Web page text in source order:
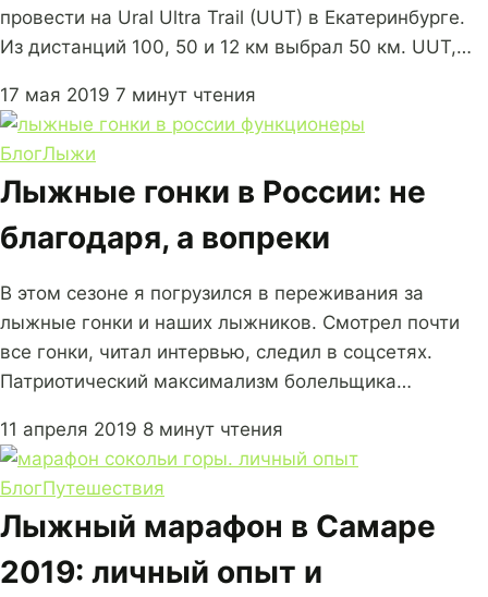
провести на Ural Ultra Trail (UUT) в Екатеринбурге.
Из дистанций 100, 50 и 12 км выбрал 50 км. UUT,…
17 мая 2019 7 минут чтения
БлогЛыжи
Лыжные гонки в России: не
благодаря, а вопреки
В этом сезоне я погрузился в переживания за
лыжные гонки и наших лыжников. Смотрел почти
все гонки, читал интервью, следил в соцсетях.
Патриотический максимализм болельщика…
11 апреля 2019 8 минут чтения
БлогПутешествия
Лыжный марафон в Самаре
2019: личный опыт и